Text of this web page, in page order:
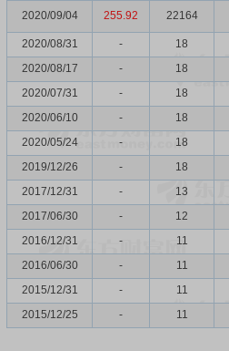
2020/09/04 255.92 22164
2020/08/31 - 18
2020/08/17
- 18
2020/07/31
- 18
2020/06/10
- 18
2020/05/24
- 18
2019/12/26
- 18
2017/12/31
- 13
2017/06/30
- 12
2016/12/31
- 11
2016/06/30
- 11
2015/12/31
- 11
2015/12/25
- 11